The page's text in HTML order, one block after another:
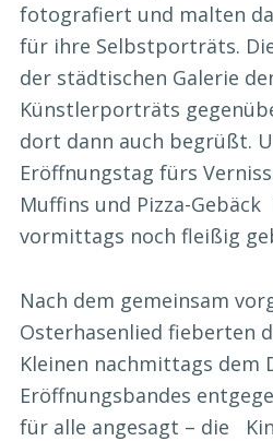
fotografiert und malten
für ihre Selbstporträts.
der städtischen Galerie
Künstlerporträts
dort dann auch begrüßt.
Eröffnungstag fürs
Muffins und Pizza-
vormittags noch fleißig
Nach dem gemeinsam
Osterhasenlied fieberten
Kleinen nachmittags dem
Eröffnungsbandes
für alle angesagt – die